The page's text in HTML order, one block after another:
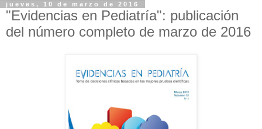
jueves, 10 de marzo de 2016
"Evidencias en Pediatría": publicación
del número completo de marzo de 2016